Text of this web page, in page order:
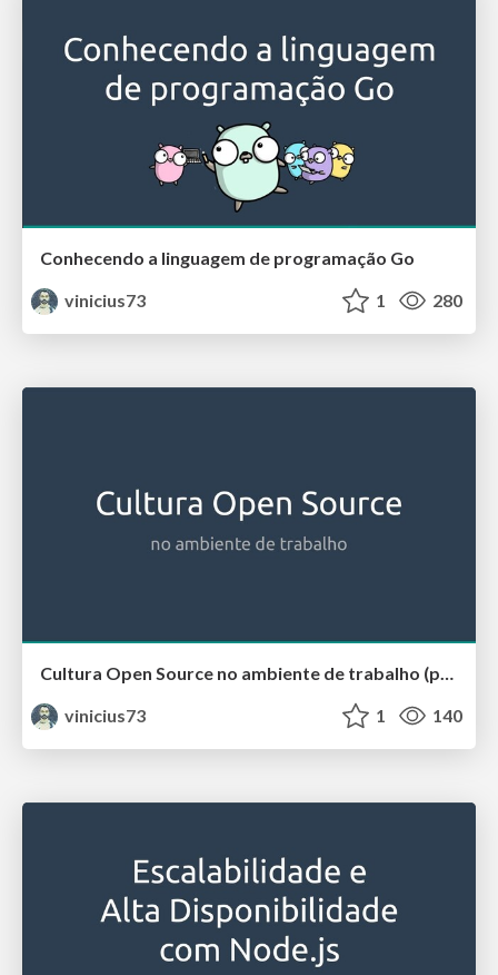
Conhecendo a linguagem de programação Go
vinicius73
1 280
vinicius73
1 140